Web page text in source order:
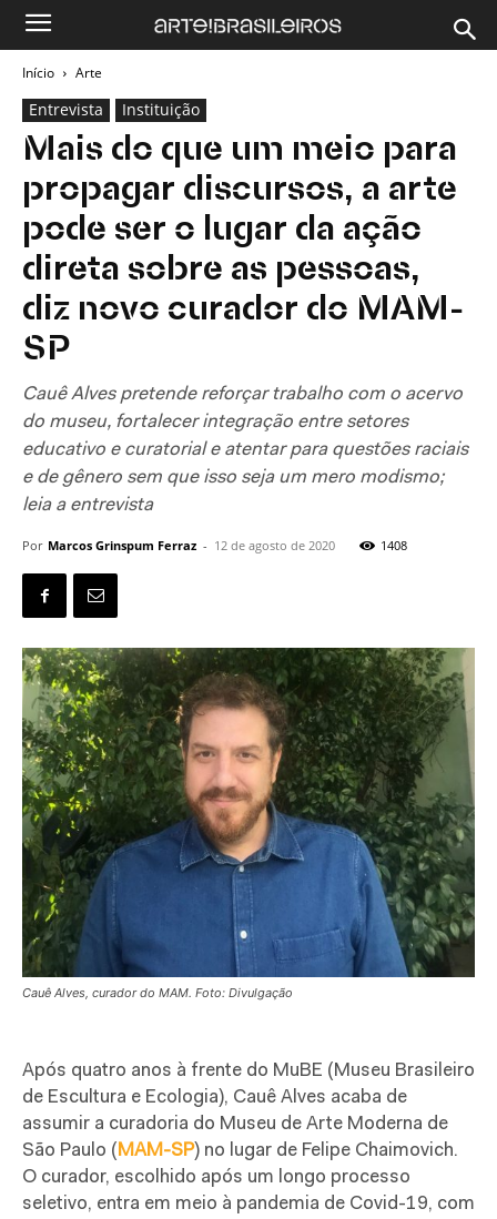
Início Arte
Entrevista Instituição
Mais do que um meio para
propagar discursos, a arte
pode ser o lugar da ação
direta sobre as pessoas,
diz novo curador do MAM-
SP
Cauê Alves pretende reforçar trabalho com o acervo
do museu, fortalecer integração entre setores
educativo e curatorial e atentar para questões raciais
e de gênero sem que isso seja um mero modismo;
leia a entrevista
Por Marcos Grinspum Ferraz - 12 de agosto de 2020 1408
Cauê Alves, curador do MAM. Foto: Divulgação
Após quatro anos à frente do MuBE (Museu Brasileiro
de Escultura e Ecologia), Cauê Alves acaba de
assumir a curadoria do Museu de Arte Moderna de
São Paulo ( MAM-SP) no lugar de Felipe Chaimovich.
O curador, escolhido após um longo processo
seletivo, entra em meio à pandemia de Covid-19, com